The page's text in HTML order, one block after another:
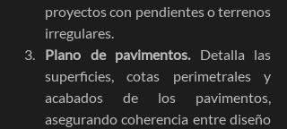
proyectos con pendientes o terrenos
irregulares.
Plano de pavimentos. Detalla las
superficies, cotas perimetrales y
acabados de los pavimentos,
asegurando coherencia entre diseño